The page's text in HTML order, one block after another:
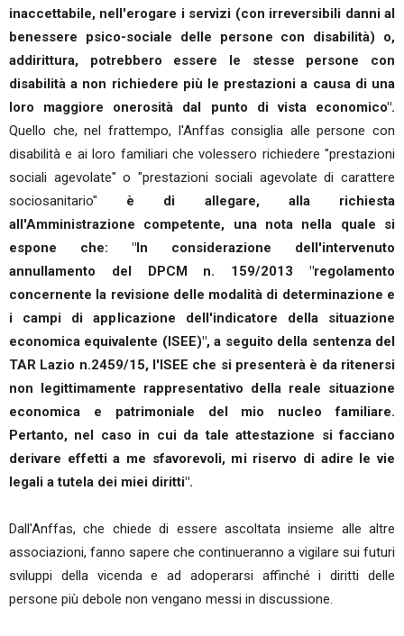
inaccettabile, nell'erogare i servizi (con irreversibili danni al
benessere psico-sociale delle persone con disabilità) o,
addirittura, potrebbero essere le stesse persone con
disabilità a non richiedere più le prestazioni a causa di una
loro maggiore onerosità dal punto di vista economico".
Quello che, nel frattempo, l'Anffas consiglia alle persone con
disabilità e ai loro familiari che volessero richiedere "prestazioni
sociali agevolate" o "prestazioni sociali agevolate di carattere
sociosanitario" è di allegare, alla richiesta
all'Amministrazione competente, una nota nella quale si
espone che: "In considerazione dell'intervenuto
annullamento del DPCM n. 159/2013 "regolamento
concernente la revisione delle modalità di determinazione e
i campi di applicazione dell'indicatore della situazione
economica equivalente (ISEE)", a seguito della sentenza del
TAR Lazio n.2459/15, l'ISEE che si presenterà è da ritenersi
non legittimamente rappresentativo della reale situazione
economica e patrimoniale del mio nucleo familiare.
Pertanto, nel caso in cui da tale attestazione si facciano
derivare effetti a me sfavorevoli, mi riservo di adire le vie
legali a tutela dei miei diritti".
Dall'Anffas, che chiede di essere ascoltata insieme alle altre
associazioni, fanno sapere che continueranno a vigilare sui futuri
sviluppi della vicenda e ad adoperarsi affinché i diritti delle
persone più debole non vengano messi in discussione.